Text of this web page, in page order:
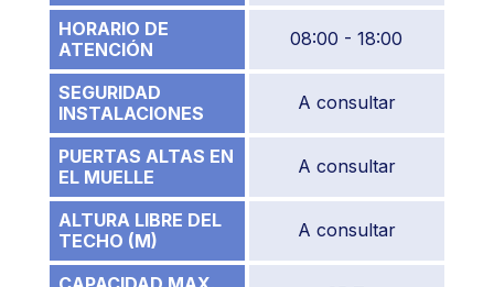
HORARIO DE
ATENCIÓN
08:00 - 18:00
SEGURIDAD
INSTALACIONES
A consultar
PUERTAS ALTAS EN
EL MUELLE
A consultar
ALTURA LIBRE DEL
TECHO (M)
A consultar